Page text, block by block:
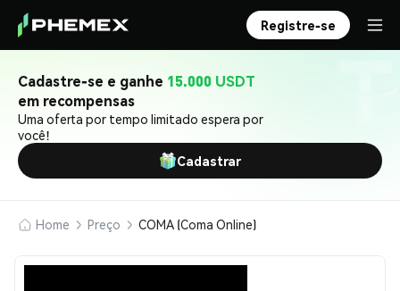
Registre-se
Cadastre-se e ganhe 15.000 USDT
em recompensas
Uma oferta por tempo limitado espera por
você!
Cadastrar
Home Preço COMA (Coma Online)